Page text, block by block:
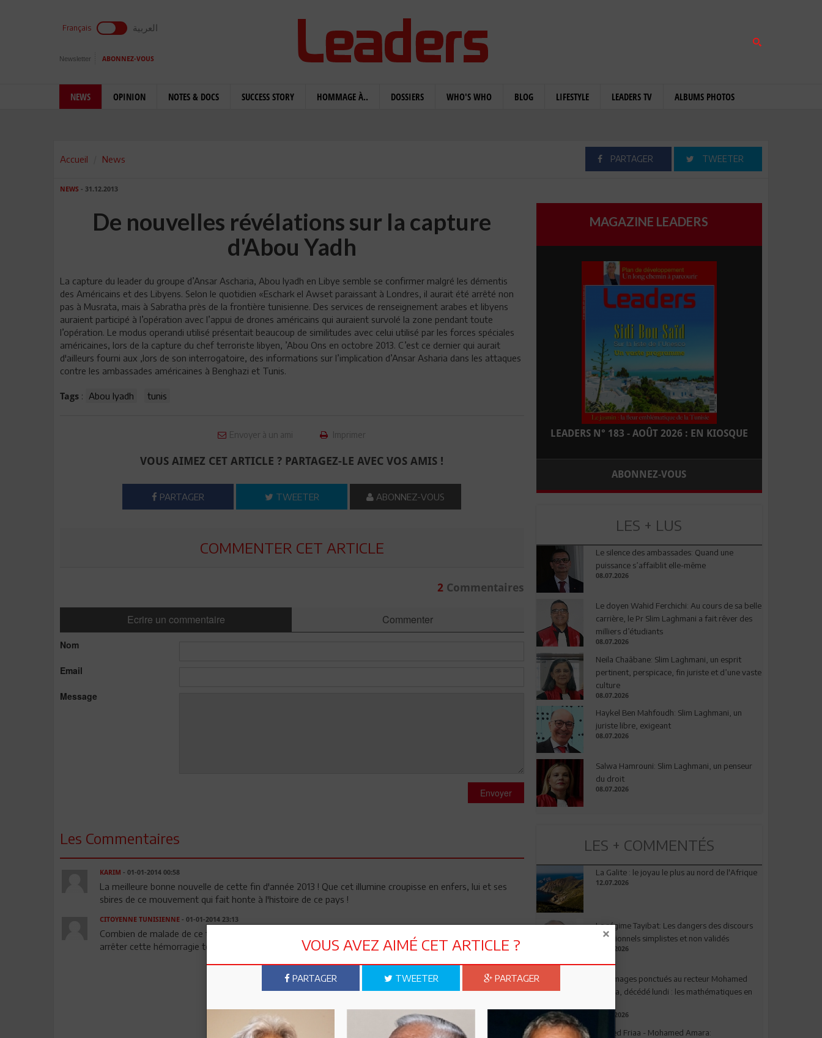
Français العربية
Newsletter ABONNEZ-VOUS
NEWS OPINION NOTES & DOCS SUCCESS STORY HOMMAGE À.. DOSSIERS WHO'S WHO BLOG LIFESTYLE LEADERS TV ALBUMS PHOTOS
Accueil News PARTAGER TWEETER
NEWS - 31.12.2013
De nouvelles révélations sur la capture
d'Abou Yadh
La capture du leader du groupe d’Ansar Ascharia, Abou Iyadh en Libye semble se confirmer malgré les démentis
des Américains et des Libyens. Selon le quotidien «Eschark el Awset paraissant à Londres, il aurait été arrêté non
pas à Musrata, mais à Sabratha près de la frontière tunisienne. Des services de renseignement arabes et libyens
auraient participé à l’opération avec l’appui de drones américains qui auraient survolé la zone pendant toute
l’opération. Le modus operandi utilisé présentait beaucoup de similitudes avec celui utilisé par les forces spéciales
américaines, lors de la capture du chef terroriste libyen, ’Abou Ons en octobre 2013. C’est ce dernier qui aurait
d'ailleurs fourni aux ,lors de son interrogatoire, des informations sur l’implication d’Ansar Asharia dans les attaques
contre les ambassades américaines à Benghazi et Tunis.
Tags : Abou Iyadh tunis
Envoyer à un ami Imprimer
VOUS AIMEZ CET ARTICLE ? PARTAGEZ-LE AVEC VOS AMIS !
PARTAGER TWEETER ABONNEZ-VOUS
COMMENTER CET ARTICLE
2Commentaires
Ecrire un commentaire Commenter
Nom
Email
Message
Envoyer
Les Commentaires
KARIM - 01-01-2014 00:58
La meilleure bonne nouvelle de cette fin d'année 2013 ! Que cet illumine croupisse en enfers, lui et ses
sbires de ce mouvement qui fait honte à l'histoire de ce pays !
CITOYENNE TUNISIENNE - 01-01-2014 23:13
Combien de malade de ce type se promène encore en Tunisie? Ceci fait vraiment très peur . Qui va
arrêter cette hémorragie terroriste?
MAGAZINE LEADERS
LEADERS N° 183 - AOÛT 2026 : EN KIOSQUE
ABONNEZ-VOUS
LES + LUS
Le silence des ambassades: Quand une
puissance s’affaiblit elle-même
08.07.2026
Le doyen Wahid Ferchichi: Au cours de sa belle
carrière, le Pr Slim Laghmani a fait rêver des
milliers d’étudiants
08.07.2026
Neila Chaâbane: Slim Laghmani, un esprit
pertinent, perspicace, fin juriste et d’une vaste
culture
08.07.2026
Haykel Ben Mahfoudh: Slim Laghmani, un
juriste libre, exigeant
08.07.2026
Salwa Hamrouni: Slim Laghmani, un penseur
du droit
08.07.2026
LES + COMMENTÉS
La Galite : le joyau le plus au nord de l'Afrique
12.07.2026
Le régime Tayibat: Les dangers des discours
nutritionnels simplistes et non validés
09.07.2026
Hommages ponctués au recteur Mohamed
Amara, décédé lundi : les mathématiques en
03.08.2026
Ahmed Friaa - Mohamed Amara:
VOUS AVEZ AIMÉ CET ARTICLE ?
PARTAGER TWEETER PARTAGER